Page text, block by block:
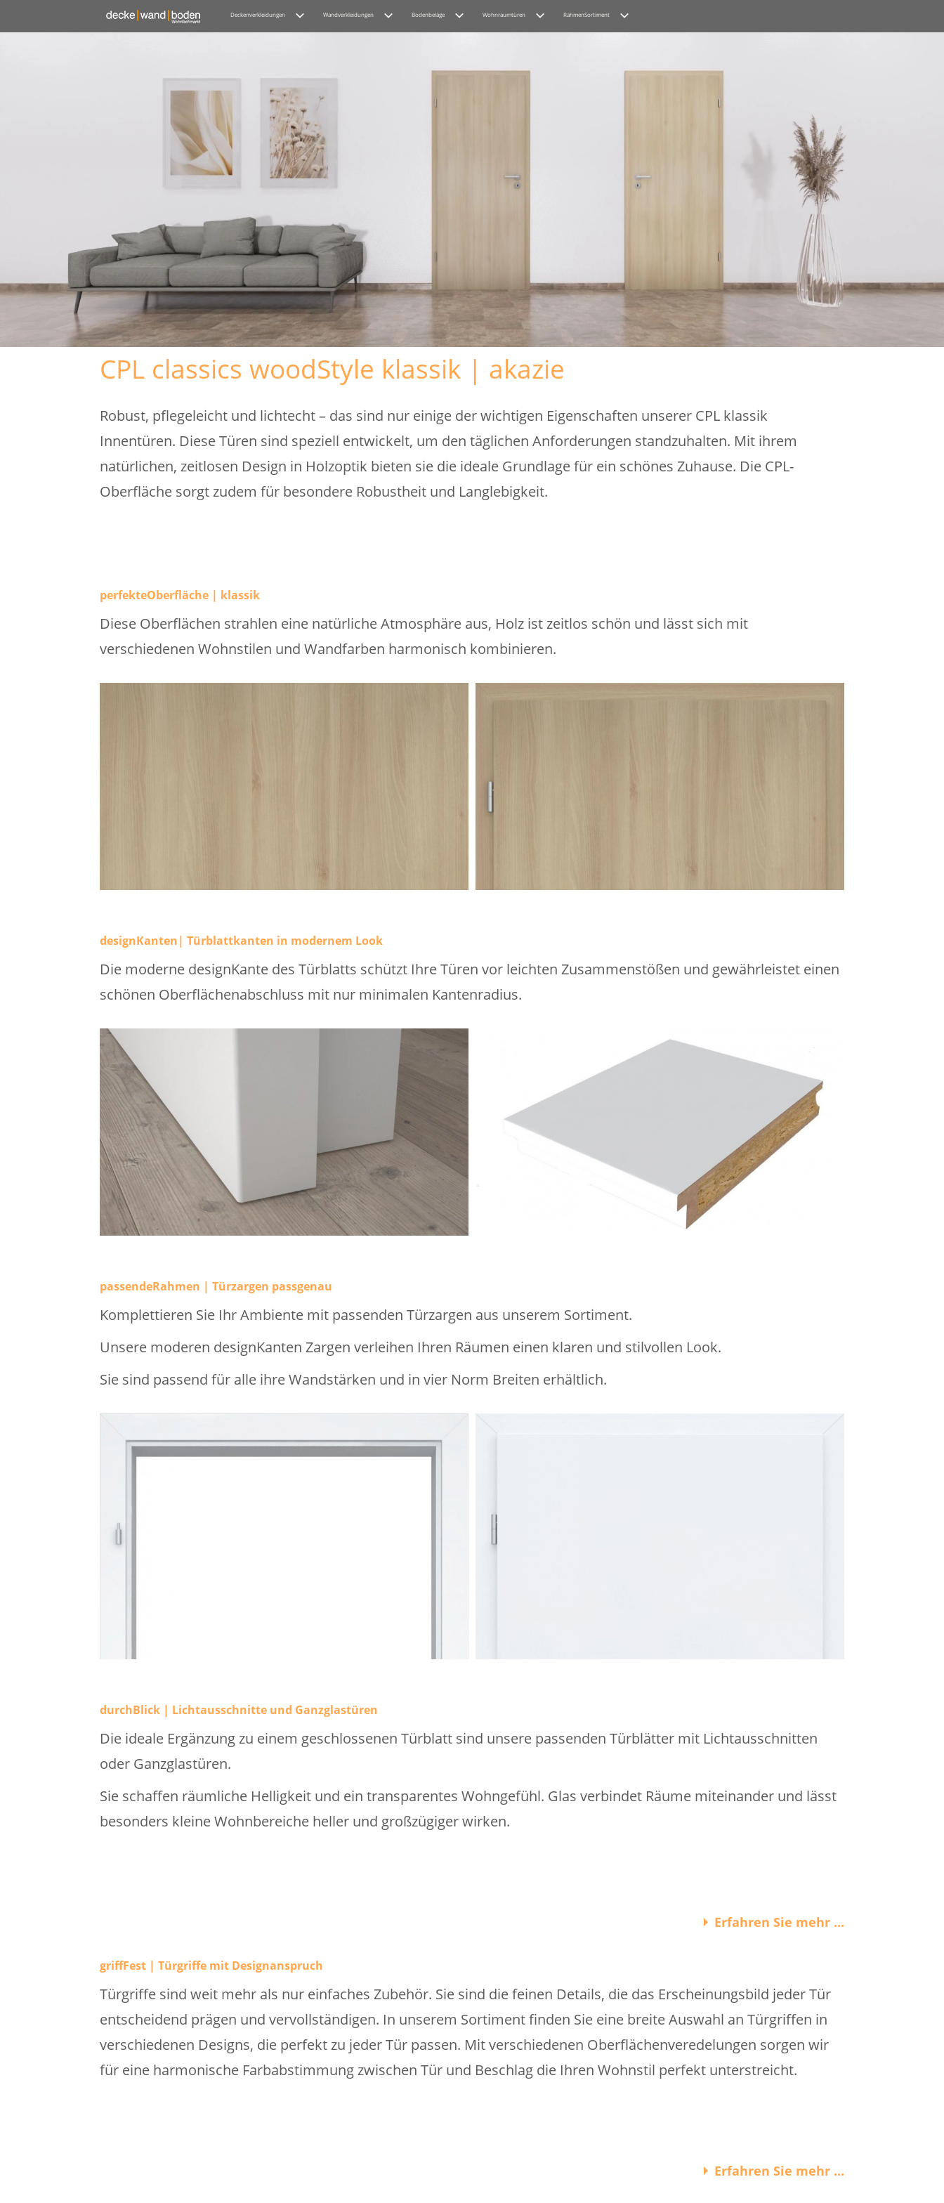
Deckenverkleidungen Wandverkleidungen Bodenbeläge Wohnraumtüren RahmenSortiment
CPL classics woodStyle klassik | akazie
Robust, pflegeleicht und lichtecht – das sind nur einige der wichtigen Eigenschaften unserer CPL klassik
Innentüren. Diese Türen sind speziell entwickelt, um den täglichen Anforderungen standzuhalten. Mit ihrem
natürlichen, zeitlosen Design in Holzoptik bieten sie die ideale Grundlage für ein schönes Zuhause. Die CPL-
Oberfläche sorgt zudem für besondere Robustheit und Langlebigkeit.
perfekteOberfläche | klassik
Diese Oberflächen strahlen eine natürliche Atmosphäre aus, Holz ist zeitlos schön und lässt sich mit
verschiedenen Wohnstilen und Wandfarben harmonisch kombinieren.
designKanten| Türblattkanten in modernem Look
Die moderne designKante des Türblatts schützt Ihre Türen vor leichten Zusammenstößen und gewährleistet einen
schönen Oberflächenabschluss mit nur minimalen Kantenradius.
passendeRahmen | Türzargen passgenau
Komplettieren Sie Ihr Ambiente mit passenden Türzargen aus unserem Sortiment.
Unsere moderen designKanten Zargen verleihen Ihren Räumen einen klaren und stilvollen Look.
Sie sind passend für alle ihre Wandstärken und in vier Norm Breiten erhältlich.
durchBlick | Lichtausschnitte und Ganzglastüren
Die ideale Ergänzung zu einem geschlossenen Türblatt sind unsere passenden Türblätter mit Lichtausschnitten
oder Ganzglastüren.
Sie schaffen räumliche Helligkeit und ein transparentes Wohngefühl. Glas verbindet Räume miteinander und lässt
besonders kleine Wohnbereiche heller und großzügiger wirken.
Erfahren Sie mehr ...
griffFest | Türgriffe mit Designanspruch
Türgriffe sind weit mehr als nur einfaches Zubehör. Sie sind die feinen Details, die das Erscheinungsbild jeder Tür
entscheidend prägen und vervollständigen. In unserem Sortiment finden Sie eine breite Auswahl an Türgriffen in
verschiedenen Designs, die perfekt zu jeder Tür passen. Mit verschiedenen Oberflächenveredelungen sorgen wir
für eine harmonische Farbabstimmung zwischen Tür und Beschlag die Ihren Wohnstil perfekt unterstreicht.
Erfahren Sie mehr ...